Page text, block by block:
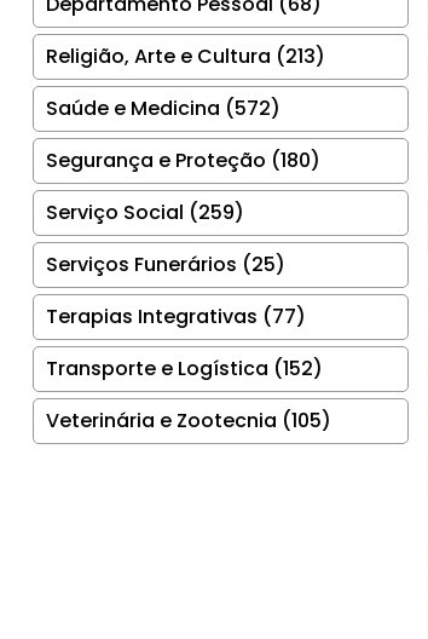
Religião, Arte e Cultura (213)
Saúde e Medicina (572)
Segurança e Proteção (180)
Serviço Social (259)
Serviços Funerários (25)
Terapias Integrativas (77)
Transporte e Logística (152)
Veterinária e Zootecnia (105)